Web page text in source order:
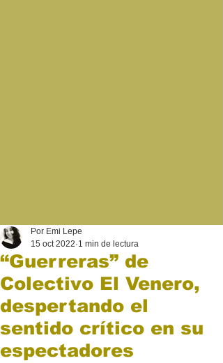
“Guerreras” de
Colectivo El Venero,
despertando el
sentido crítico en su
espectadores
Por Emi Lepe
15 oct 2022 1 min de lectura